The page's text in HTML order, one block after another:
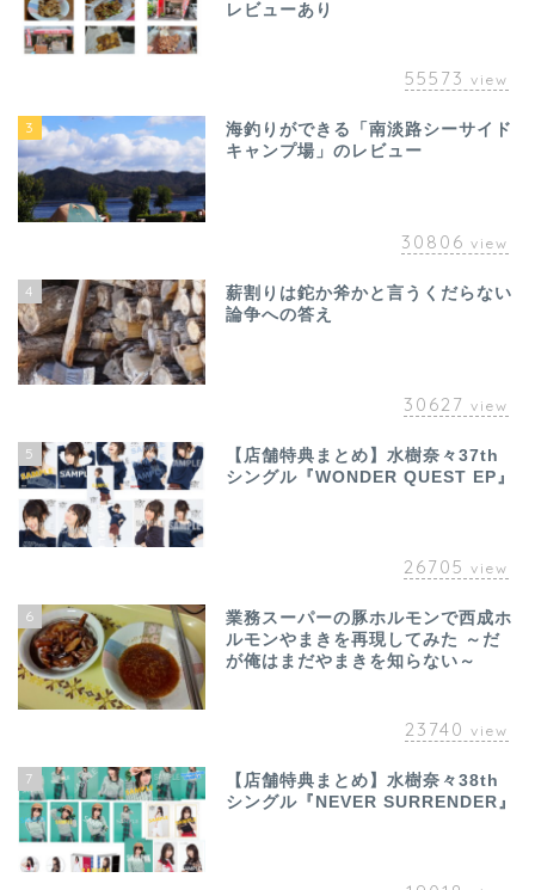
レビューあり
55573 view
3
海釣りができる「南淡路シーサイド
キャンプ場」のレビュー
30806 view
4
薪割りは鉈か斧かと言うくだらない
論争への答え
30627 view
5
【店舗特典まとめ】水樹奈々37th
シングル『WONDER QUEST EP』
26705 view
6
業務スーパーの豚ホルモンで西成ホ
ルモンやまきを再現してみた ～だ
が俺はまだやまきを知らない～
23740 view
7
【店舗特典まとめ】水樹奈々38th
シングル『NEVER SURRENDER』